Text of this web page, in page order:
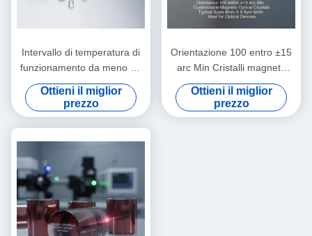
Intervallo di temperatura di
funzionamento da meno 40
°C a 85 °C cristalli
magneticamente ottici
dimensioni tipiche
personalizzabili in scala mm
per strumenti di precisione
Ottieni il miglior
prezzo
Orientazione 100 entro ±15
arc Min Cristalli magneto
ottici personalizzabili
Dimensioni tipiche 8mm X
8mm X 5mm Ideale per
Ottieni il miglior
prezzo